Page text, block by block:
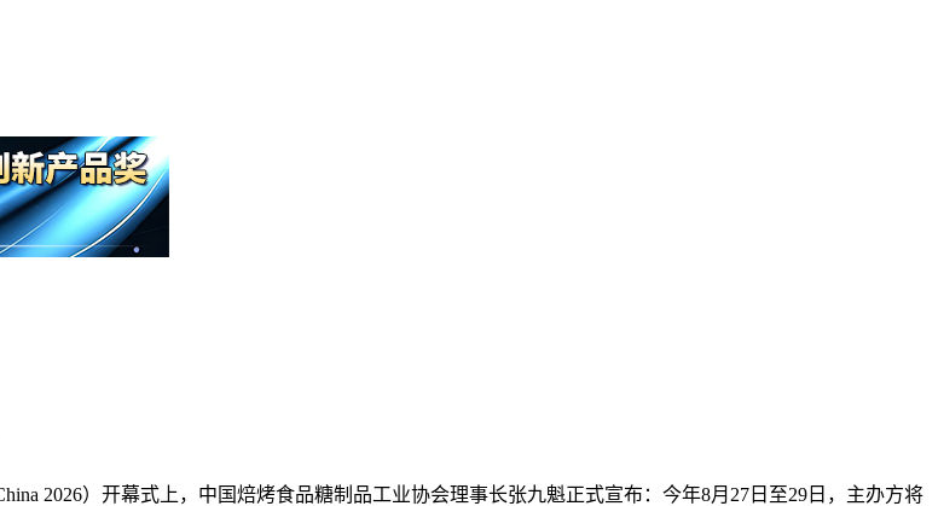
2026）开幕式上，中国焙烤食品糖制品工业协会理事长张九魁正式宣布：今年8月27日至29日，主办方将